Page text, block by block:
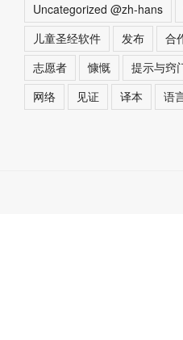
Uncategorized @zh-hans
儿童圣经软件
发布 合
志愿者
慷慨 提示与窍
网络
见证 译本 语